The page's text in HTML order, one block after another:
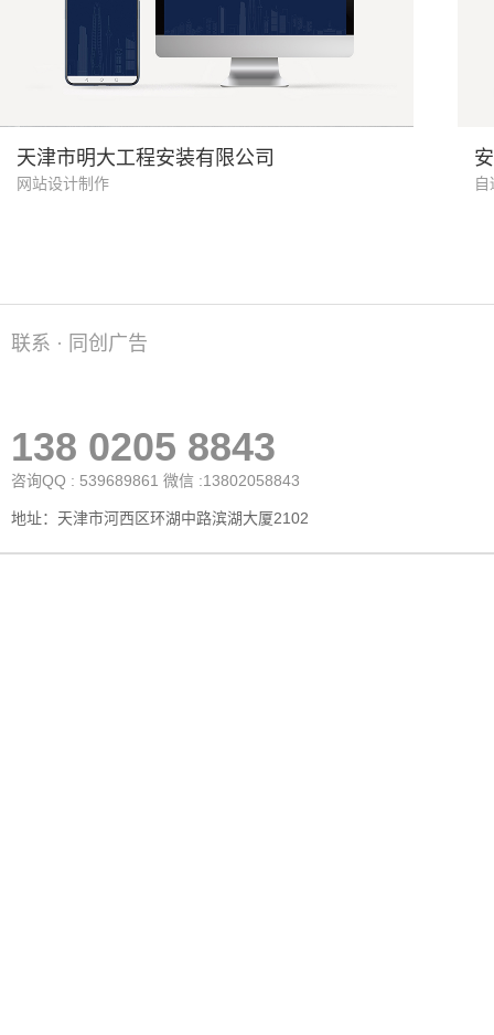
机电安装
天津市明大工程安装有限公司
网站设计制作
联系 · 同创广告
138 0205 8843
咨询QQ : 539689861 微信 :13802058843
地址：天津市河西区环湖中路滨湖大厦2102